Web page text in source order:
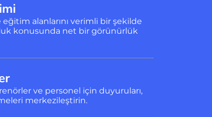
eğitim alanlarını verimli bir şekilde
konusunda net bir görünürlük
ve personel için duyuruları,
merkezileştirin.